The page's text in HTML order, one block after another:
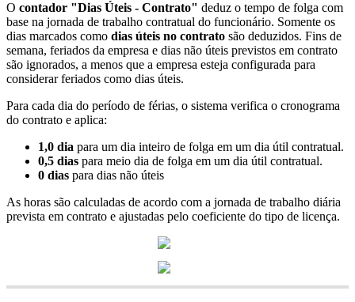
O contador "Dias Úteis - Contrato" deduz o tempo de folga com
base na jornada de trabalho contratual do funcionário. Somente os
dias marcados como dias úteis no contrato são deduzidos. Fins de
semana, feriados da empresa e dias não úteis previstos em contrato
são ignorados, a menos que a empresa esteja configurada para
considerar feriados como dias úteis.
Para cada dia do período de férias, o sistema verifica o cronograma
do contrato e aplica:
1,0 dia para um dia inteiro de folga em um dia útil contratual.
0,5 dias para meio dia de folga em um dia útil contratual.
0 dias para dias não úteis
As horas são calculadas de acordo com a jornada de trabalho diária
prevista em contrato e ajustadas pelo coeficiente do tipo de licença.